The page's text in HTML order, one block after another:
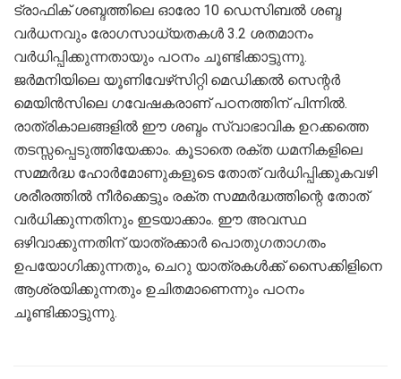
ട്രാഫിക് ശബ്ദത്തിലെ ഓരോ 10 ഡെസിബല്‍ ശബ്ദ
വര്‍ധനവും രോഗസാധ്യതകള്‍ 3.2 ശതമാനം
വര്‍ധിപ്പിക്കുന്നതായും പഠനം ചൂണ്ടിക്കാട്ടുന്നു.
ജര്‍മനിയിലെ യൂണിവേഴ്‌സിറ്റി മെഡിക്കല്‍ സെന്റര്‍
മെയിന്‍സിലെ ഗവേഷകരാണ് പഠനത്തിന് പിന്നില്‍.
രാത്രികാലങ്ങളില്‍ ഈ ശബ്ദം സ്വാഭാവിക ഉറക്കത്തെ
തടസ്സപ്പെടുത്തിയേക്കാം. കൂടാതെ രക്ത ധമനികളിലെ
സമ്മര്‍ദ്ധ ഹോര്‍മോണുകളുടെ തോത് വര്‍ധിപ്പിക്കുകവഴി
ശരീരത്തില്‍ നീര്‍ക്കെട്ടും രക്ത സമ്മര്‍ദ്ധത്തിന്റെ തോത്
വര്‍ധിക്കുന്നതിനും ഇടയാക്കാം. ഈ അവസ്ഥ
ഒഴിവാക്കുന്നതിന് യാത്രക്കാര്‍ പൊതുഗതാഗതം
ഉപയോഗിക്കുന്നതും, ചെറു യാത്രകള്‍ക്ക് സൈക്കിളിനെ
ആശ്രയിക്കുന്നതും ഉചിതമാണെന്നും പഠനം
ചൂണ്ടിക്കാട്ടുന്നു.